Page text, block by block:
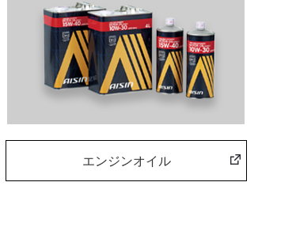
エンジンオイル